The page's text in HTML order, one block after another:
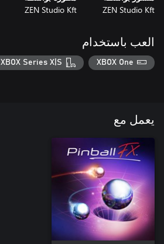
ZEN Studio Kft
ZEN Studio Kft
العب باستخدام
XBOX One
XBOX Series X|S
يعمل مع